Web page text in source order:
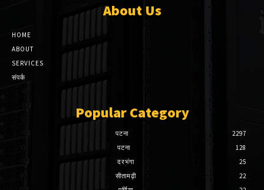
About Us
HOME
ABOUT
SERVICES
संपर्क
Popular Category
पटना
2297
पटना
128
दरभंगा
25
सीतामढ़ी
22